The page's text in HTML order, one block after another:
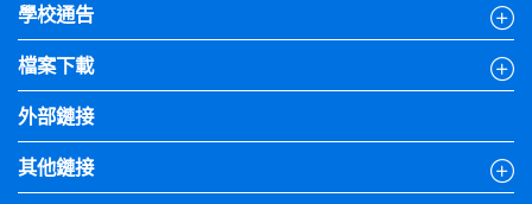
學校通告
檔案下載
外部鏈接
其他鏈接